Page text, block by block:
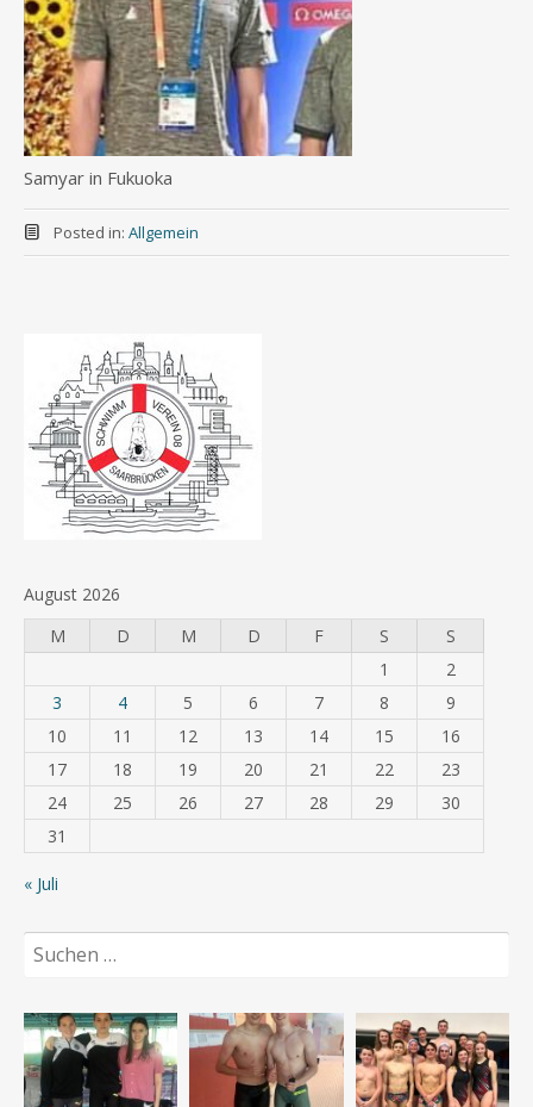
Samyar in Fukuoka
Posted in: Allgemein
August 2026
M
D M D F S
S
1
2
3
4 5 6 7 8
9
10
11 12 13 14 15
16
17
18 19 20 21 22
23
24
25 26 27 28 29
30
31
« Juli
Suchen
nach: